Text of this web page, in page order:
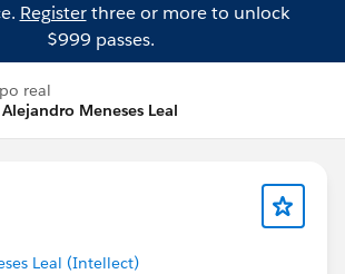
Registerthree or more to unlock
$999 passes.
real
Meneses Leal
Leal (Intellect)